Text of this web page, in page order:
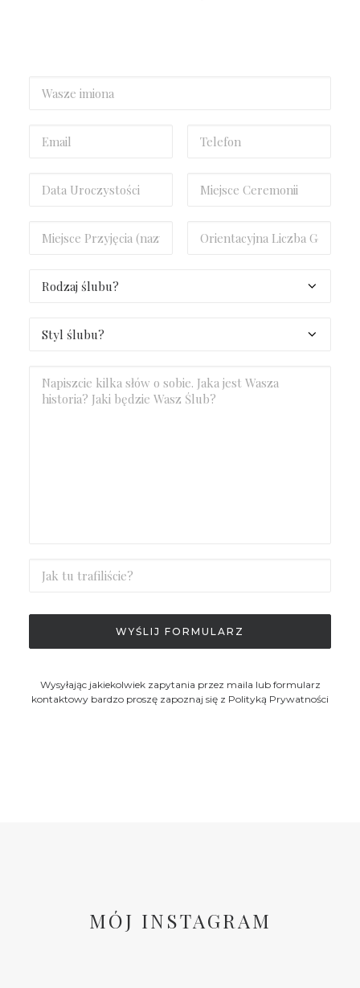
Wysyłając jakiekolwiek zapytania przez maila lub formularz
kontaktowy bardzo proszę zapoznaj się z Polityką Prywatności
MÓJ INSTAGRAM